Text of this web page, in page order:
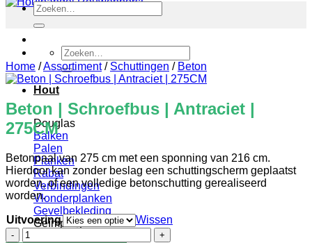
Zoeken
naar:
Hout
Douglas
Balken
Palen
Planken
Rabat
Verbindingen
Vlonderplanken
Gevelbekleding
Geïmpregneerd
Zoeken
naar:
Home /Assortiment / Schuttingen / Beton
Beton | Schroefbus | Antraciet |
275CM
Betonpaal van 275 cm met een sponning van 216 cm.
Hierdoor kan zonder beslag een schuttingscherm geplaatst
worden, of een volledige betonschutting gerealiseerd
worden.
Uitvoering
Wissen
Beton